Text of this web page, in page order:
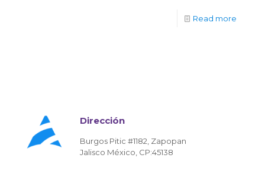
Read more
Dirección
Burgos Pitic #1182, Zapopan
Jalisco México, CP:45138